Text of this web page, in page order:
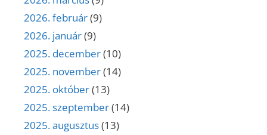
2026. február(9)
2026. január(9)
2025. december(10)
2025. november(14)
2025. október(13)
2025. szeptember(14)
2025. augusztus(13)